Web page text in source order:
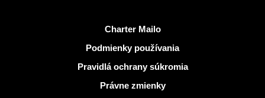
Charter Mailo
Podmienky používania
Pravidlá ochrany súkromia
Právne zmienky